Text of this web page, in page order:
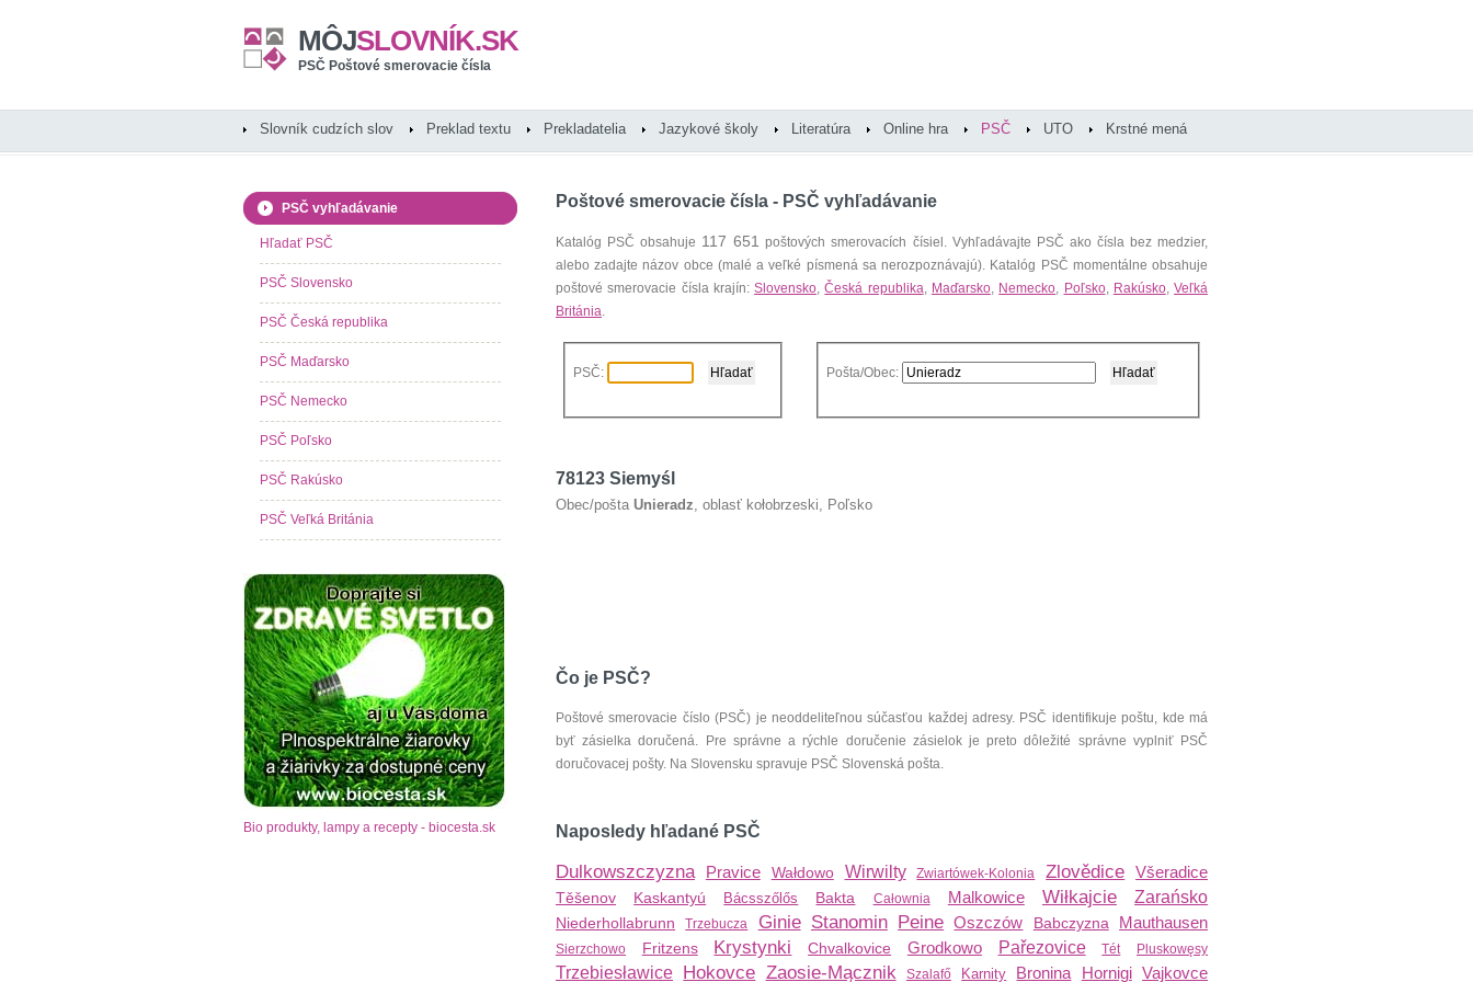
MÔJSLOVNÍK.SK
PSČ Poštové smerovacie čísla
Slovník cudzích slov Preklad textu Prekladatelia Jazykové školy Literatúra Online hra PSČ UTO Krstné mená
Poštové smerovacie čísla - PSČ vyhľadávanie
Katalóg PSČ obsahuje 117 651 poštových smerovacích čísiel. Vyhľadávajte PSČ ako čísla bez medzier,
alebo zadajte názov obce (malé a veľké písmená sa nerozpoznávajú). Katalóg PSČ momentálne obsahuje
poštové smerovacie čísla krajín:Slovensko,Česká republika, Maďarsko, Nemecko, Poľsko, Rakúsko,Veľká
Británia.
PSČ: Pošta/Obec:
78123 Siemyśl
Obec/pošta Unieradz, oblasť kołobrzeski, Poľsko
Čo je PSČ?
Poštové smerovacie číslo (PSČ) je neoddeliteľnou súčasťou každej adresy. PSČ identifikuje poštu, kde má
byť zásielka doručená. Pre správne a rýchle doručenie zásielok je preto dôležité správne vyplniť PSČ
doručovacej pošty. Na Slovensku spravuje PSČ Slovenská pošta.
Naposledy hľadané PSČ
Dulkowszczyzna Pravice Wałdowo Wirwilty Zwiartówek-Kolonia Zlovědice Všeradice
Těšenov Kaskantyú Bácsszőlős Bakta Całownia Malkowice Wiłkajcie Zarańsko
Niederhollabrunn Trzebucza Ginie Stanomin Peine Oszczów Babczyzna Mauthausen
Sierzchowo Fritzens Krystynki Chvalkovice Grodkowo Pařezovice Tét Pluskowęsy
Trzebiesławice Hokovce Zaosie-Mącznik Szalafő Karnity Bronina Hornigi Vajkovce
PSČ vyhľadávanie
Hľadať PSČ
PSČ Slovensko
PSČ Česká republika
PSČ Maďarsko
PSČ Nemecko
PSČ Poľsko
PSČ Rakúsko
PSČ Veľká Británia
Bio produkty, lampy a recepty - biocesta.sk